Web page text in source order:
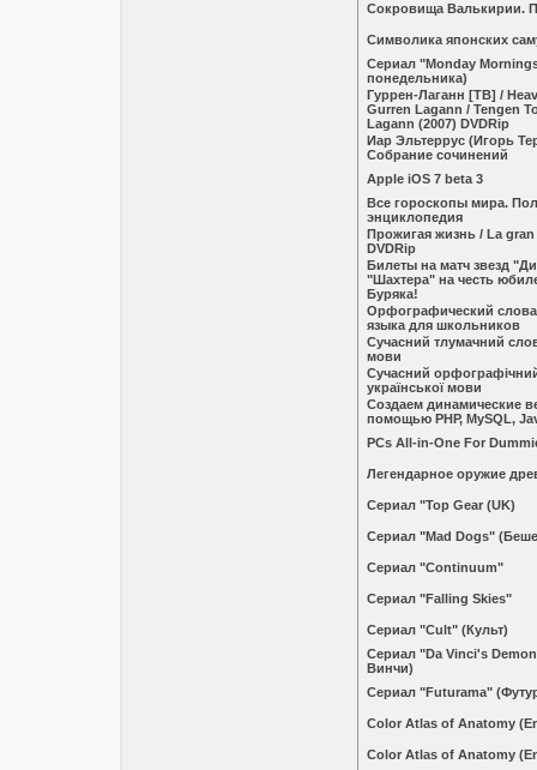
Сокровища Валькирии.
Символика японских
Сериал "Monday
понедельника)
Гуррен-Лаганн [ТВ] /
Gurren Lagann / Tengen
Lagann (2007) DVDRip
Иар Эльтеррус (Игорь
Собрание сочинений
Apple iOS 7 beta 3
Все гороскопы мира.
энциклопедия
Прожигая жизнь / La gran
DVDRip
Билеты на матч звезд
"Шахтера" на честь
Буряка!
Орфографический
языка для школьников
Сучасний тлумачний
мови
Сучасний
української мови
Создаем динамические
помощью РНР, MySQL,
PCs All-in-One For
Легендарное оружие
Сериал "Top Gear (UK)
Сериал "Mad Dogs"
Сериал "Continuum"
Сериал "Falling Skies"
Сериал "Cult" (Культ)
Сериал "Da Vinci's
Винчи)
Сериал "Futurama"
Color Atlas of Anatomy
Color Atlas of Anatomy